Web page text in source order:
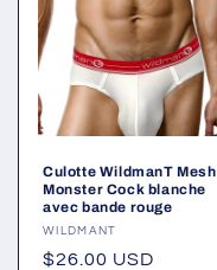
Culotte WildmanT Mesh
Monster Cock blanche
avec bande rouge
Fournisseur :
WILDMANT
Prix
$26.00 USD